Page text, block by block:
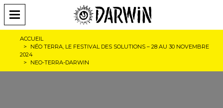
ACCUEIL
NÉO TERRA, LE FESTIVAL DES SOLUTIONS – 28 AU 30 NOVEMBRE
2024
NEO-TERRA-DARWIN